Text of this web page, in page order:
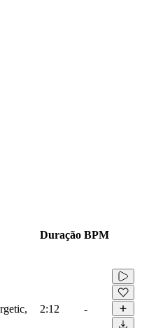
Duração BPM
2:12 -